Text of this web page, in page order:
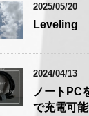
2025/05/20
Leveling
2024/04/13
ノートPC
で充電可